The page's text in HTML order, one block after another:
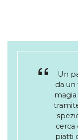
Un
da un
cerca
piatti
Da